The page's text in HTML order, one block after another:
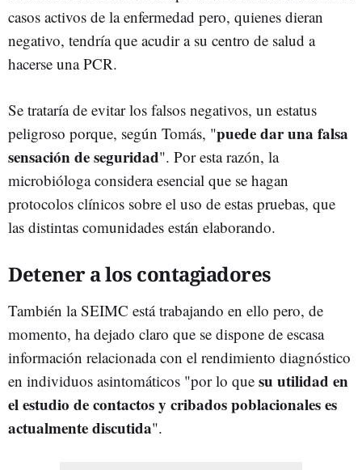
casos activos de la enfermedad pero, quienes dieran
negativo, tendría que acudir a su centro de salud a
hacerse una PCR.
Se trataría de evitar los falsos negativos, un estatus
peligroso porque, según Tomás, "puede dar una falsa
sensación de seguridad". Por esta razón, la
microbióloga considera esencial que se hagan
protocolos clínicos sobre el uso de estas pruebas, que
las distintas comunidades están elaborando.
Detener a los contagiadores
También la SEIMC está trabajando en ello pero, de
momento, ha dejado claro que se dispone de escasa
información relacionada con el rendimiento diagnóstico
en individuos asintomáticos "por lo que su utilidad en
el estudio de contactos y cribados poblacionales es
actualmente discutida".